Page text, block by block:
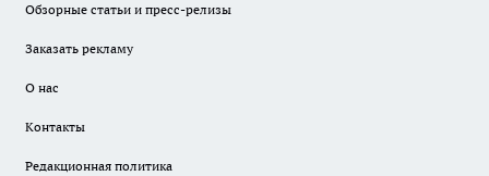
Обзорные статьи и пресс-релизы
Заказать рекламу
О нас
Контакты
Редакционная политика